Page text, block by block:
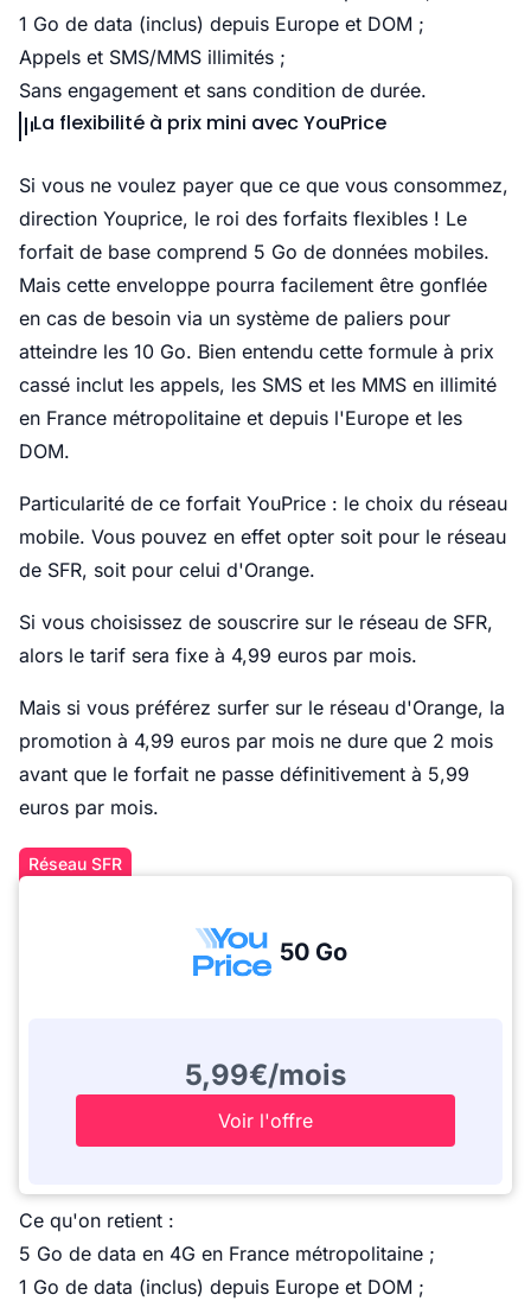
1 Go de data (inclus) depuis Europe et DOM ;
Appels et SMS/MMS illimités ;
Sans engagement et sans condition de durée.
La flexibilité à prix mini avec YouPrice
Si vous ne voulez payer que ce que vous consommez,
direction Youprice, le roi des forfaits flexibles ! Le
forfait de base comprend 5 Go de données mobiles.
Mais cette enveloppe pourra facilement être gonflée
en cas de besoin via un système de paliers pour
atteindre les 10 Go. Bien entendu cette formule à prix
cassé inclut les appels, les SMS et les MMS en illimité
en France métropolitaine et depuis l'Europe et les
DOM.
Particularité de ce forfait YouPrice : le choix du réseau
mobile. Vous pouvez en effet opter soit pour le réseau
de SFR, soit pour celui d'Orange.
Si vous choisissez de souscrire sur le réseau de SFR,
alors le tarif sera fixe à 4,99 euros par mois.
Mais si vous préférez surfer sur le réseau d'Orange, la
promotion à 4,99 euros par mois ne dure que 2 mois
avant que le forfait ne passe définitivement à 5,99
euros par mois.
Réseau SFR
50 Go
5,99€/mois
Voir l'offre
Ce qu'on retient :
5 Go de data en 4G en France métropolitaine ;
1 Go de data (inclus) depuis Europe et DOM ;